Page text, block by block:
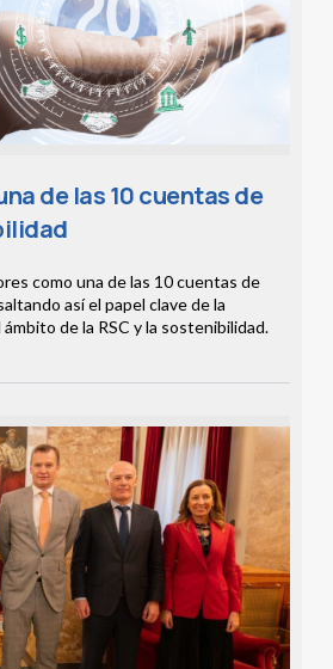
de las 10 cuentas de
como una de las 10 cuentas de
así el papel clave de la
de la RSC y la sostenibilidad.